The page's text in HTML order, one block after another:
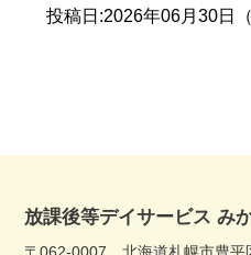
投稿日:2026年06月30日（
放課後等デイサービス み